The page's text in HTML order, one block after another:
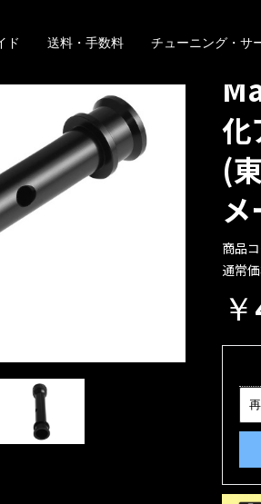
ド 送料・手数料 チューニング・サ
化
(
メ
商品
通常